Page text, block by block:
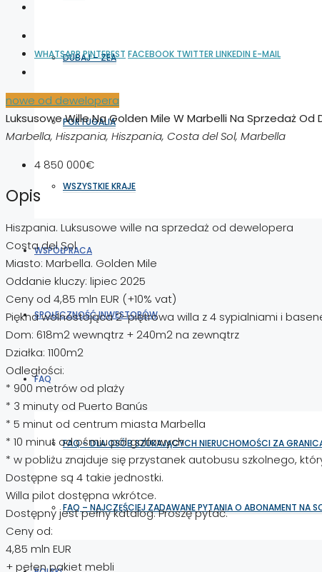
DUBAJ – ZEA
PORTUGALIA
WSZYSTKIE KRAJE
WSPÓŁPRACA
SPOŁECZNOŚĆ INWESTORÓW
FAQ
FAQ – DLA OSÓB SZUKAJĄCYCH NIERUCHOMOŚCI ZA
FAQ – NAJCZĘŚCIEJ ZADAWANE PYTANIA O ABONAMENT NA
WHATSAPP PINTEREST FACEBOOK TWITTER LINKEDIN E-MAIL
nowe od dewelopera
Luksusowe Wille Na Golden Mile W Marbelli Na Sprzedaż Od
Marbella, Hiszpania, Hiszpania, Costa del Sol, Marbella
4 850 000€
Opis
Hiszpania. Luksusowe wille na sprzedaż od dewelopera
Costa del Sol
Miasto: Marbella. Golden Mile
Oddanie kluczy: lipiec 2025
Ceny od 4,85 mln EUR (+10% vat)
Piękna wolnostojąca 2-piętrowa willa z 4 sypialniami i
Dom: 618m2 wewnątrz + 240m2 na zewnątrz
Działka: 1100m2
Odległości:
* 900 metrów od plaży
* 3 minuty od Puerto Banús
* 5 minut od centrum miasta Marbella
* 10 minut od ośmiu pól golfowych
* w pobliżu znajduje się przystanek autobusu szkolnego,
Dostępne są 4 takie jednostki.
Willa pilot dostępna wkrótce.
Dostępny jest pełny katalog. Proszę pytać.
Ceny od:
4,85 mln EUR
+ pełen pakiet mebli